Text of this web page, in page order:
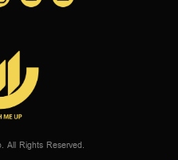
Rights Reserved.